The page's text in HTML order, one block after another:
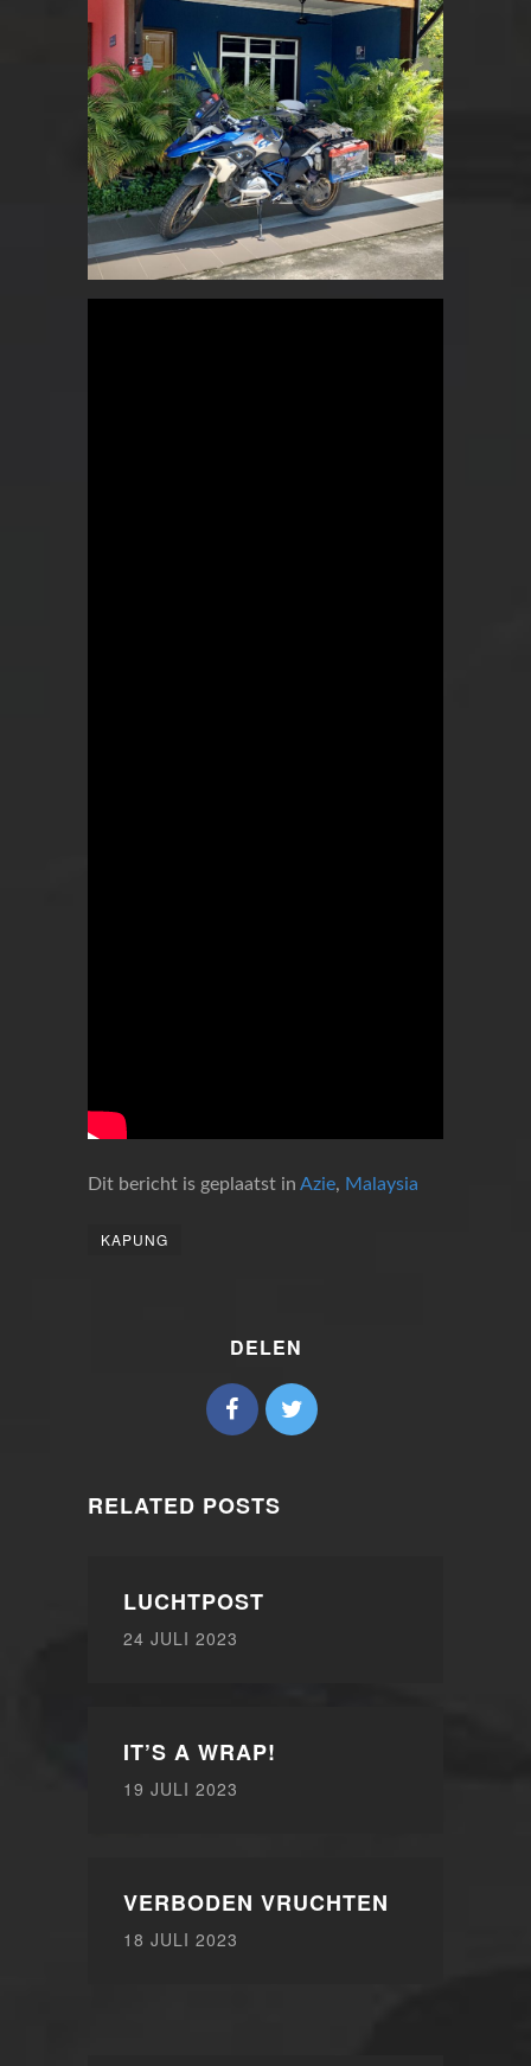
Dit bericht is geplaatst in Azie, Malaysia
KAPUNG
DELEN
RELATED POSTS
LUCHTPOST
24 JULI 2023
IT’S A WRAP!
19 JULI 2023
VERBODEN VRUCHTEN
18 JULI 2023